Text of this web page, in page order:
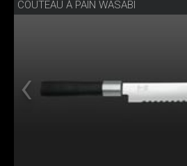
COUTEAU À PAIN WASABI